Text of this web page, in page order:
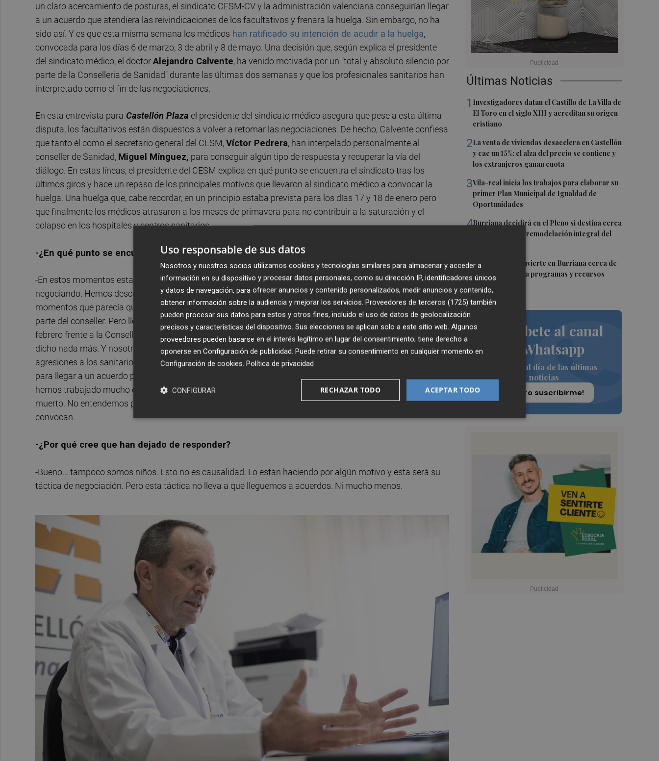
Últimas Noticias
1 Investigadores datan el Castillo de La Villa de
El Toro en el siglo XIII y acreditan su origen
cristiano
2La venta de viviendas desacelera en Castellón
y cae un 15%: el alza del precio se contiene y
los extranjeros ganan cuota
3Vila-real inicia los trabajos para elaborar su
primer Plan Municipal de Igualdad de
Oportunidades
4Burriana decidirá en el Pleno si destina cerca
de un millón a la remodelación integral del
5La Generalitat invierte en Burriana cerca de
5,6 millones para programas y recursos
sociales
Suscríbete al canal
de Whatsapp
Siempre al día de las últimas
noticias
¡Quiero suscribirme!
un claro acercamiento de posturas, el sindicato CESM-CV y la administración valenciana conseguirían llegar
a un acuerdo que atendiera las reivindicaciones de los facultativos y frenara la huelga. Sin embargo, no ha
sido así. Y es que esta misma semana los médicos han ratificado su intención de acudir a la huelga,
convocada para los días 6 de marzo, 3 de abril y 8 de mayo. Una decisión que, según explica el presidente
del sindicato médico, el doctorAlejandro Calvente, ha venido motivada por un "total y absoluto silencio por
parte de la Conselleria de Sanidad" durante las últimas dos semanas y que los profesionales sanitarios han
interpretado como el fin de las negociaciones.
En esta entrevista para Castellón Plaza el presidente del sindicato médico asegura que pese a esta última
disputa, los facultativos están dispuestos a volver a retomar las negociaciones. De hecho, Calvente confiesa
que tanto él como el secretario general del CESM,Víctor Pedrera, han interpelado personalmente al
conseller de Sanidad, Miguel Mínguez, para conseguir algún tipo de respuesta y recuperar la vía del
diálogo. En estas líneas, el presidente del CESM explica en qué punto se encuentra el sindicato tras los
últimos giros y hace un repaso de los principales motivos que llevaron al sindicato médico a convocar la
huelga. Una huelga que, cabe recordar, en un principio estaba prevista para los días 17 y 18 de enero pero
que finalmente los médicos atrasaron a los meses de primavera para no contribuir a la saturación y el
colapso en los hospitales y centros sanitarios.
-¿En qué punto se encuentra el sindicato tras este giro en las negociaciones?
-En estos momentos estamos un poco decepcionados y sorprendidos, porque llevamos dos meses
negociando. Hemos desconvocado movilizaciones, jornadas de huelga y paros puntuales, porque ha habido
momentos que parecía que había una buena voluntad por parte de Conselleria de Sanidad y sobre todo por
parte del conseller. Pero llevamos 15 días sin recibir noticias. Concretamente desde la pitada del día 15 de
febrero frente a la Conselleria de Sanidad. Les entregamos un documento y desde entonces no nos han
dicho nada más. Y nosotros les hemos llamado, el jueves pasado coincidimos en una jornada sobre
agresiones a los sanitarios y, al terminar, yo personalmente le pedí al conseller que nos volviéramos a reunir
para llegar a un acuerdo porque se están llegando acuerdos en todas las comunidades del entorno. Y
hemos trabajado mucho en este proceso de negociación como para que ahora se quede así, en punto
muerto. No entendemos por qué no nos llaman, les hemos llamado, les hemos puesto mensajes y no nos
convocan.
-¿Por qué cree que han dejado de responder?
-Bueno... tampoco somos niños. Esto no es causalidad. Lo están haciendo por algún motivo y esta será su
táctica de negociación. Pero esta táctica no lleva a que lleguemos a acuerdos. Ni mucho menos.
Uso responsable de sus datos
Nosotros y nuestros socios utilizamos cookies y tecnologías similares para almacenar y acceder a
información en su dispositivo y procesar datos personales, como su dirección IP, identificadores únicos
y datos de navegación, para ofrecer anuncios y contenido personalizados, medir anuncios y contenido,
obtener información sobre la audiencia y mejorar los servicios. Proveedores de terceros (1725) también
pueden procesar sus datos para estos y otros fines, incluido el uso de datos de geolocalización
precisos y características del dispositivo. Sus elecciones se aplican solo a este sitio web. Algunos
proveedores pueden basarse en el interés legítimo en lugar del consentimiento; tiene derecho a
oponerse en Configuración de publicidad. Puede retirar su consentimiento en cualquier momento en
Configuración de cookies. Política de privacidad
ACEPTAR TODO
RECHAZAR TODO
CONFIGURAR